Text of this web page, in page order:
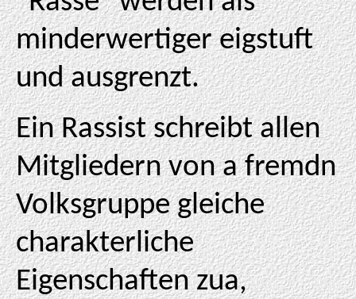
minderwertiger eigstuft
und ausgrenzt.
Ein Rassist schreibt allen
Mitgliedern von a fremdn
Volksgruppe gleiche
charakterliche
Eigenschaften zua,